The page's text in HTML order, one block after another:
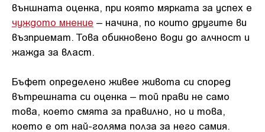
външната оценка, при която мярката за успех е
чуждото мнение – начина, по които другите ви
възприемат. Това обикновено води до алчност и
жажда за власт.
Бъфет определено живее живота си според
вътрешната си оценка – той прави не само
това, което смята за правилно, но и това,
което е от най-голяма полза за него самия.